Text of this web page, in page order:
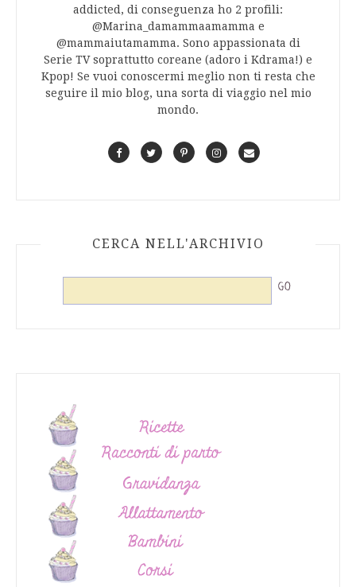
addicted, di conseguenza ho 2 profili:
@Marina_damammaamamma e
@mammaiutamamma. Sono appassionata di
Serie TV soprattutto coreane (adoro i Kdrama!) e
Kpop! Se vuoi conoscermi meglio non ti resta che
seguire il mio blog, una sorta di viaggio nel mio
mondo.
F
o
T
r
P
e
I
r
C
t
CERCA NELL'ARCHIVIO